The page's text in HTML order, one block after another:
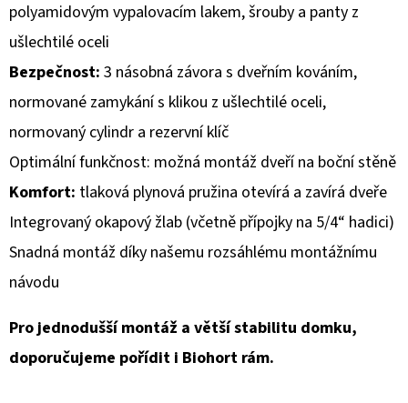
polyamidovým vypalovacím lakem, šrouby a panty z
ušlechtilé oceli
Bezpečnost: 3 násobná závora s dveřním kováním,
normované zamykání s klikou z ušlechtilé oceli,
normovaný cylindr a rezervní klíč
Optimální funkčnost: možná montáž dveří na boční stěně
Komfort: tlaková plynová pružina otevírá a zavírá dveře
Integrovaný okapový žlab (včetně přípojky na 5/4“ hadici)
Snadná montáž díky našemu rozsáhlému montážnímu
návodu
Pro jednodušší montáž a větší stabilitu domku,
doporučujeme pořídit i Biohort rám.
D
O
P
O
R
U
Č
U
J
E
M
E